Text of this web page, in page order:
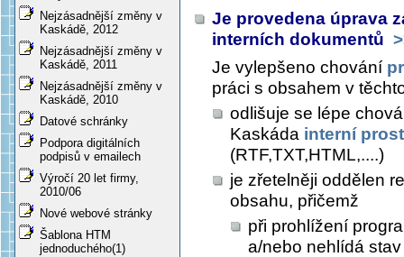
Nejzásadnější změny v
Kaskádě, 2012
Nejzásadnější změny v
Kaskádě, 2011
Nejzásadnější změny v
Kaskádě, 2010
Datové schránky
Podpora digitálních
podpisů v emailech
Výročí 20 let firmy,
2010/06
Nové webové stránky
Šablona HTM
jednoduchého(1)
Je provedena úprava
interních dokumentů
Je vylepšeno chování
práci s obsahem v
odlišuje se lépe
Kaskáda interní
(RTF,TXT,HTML,....)
je zřetelněji oddělen
obsahu, přičemž
při prohlížení
a/nebo nehlídá